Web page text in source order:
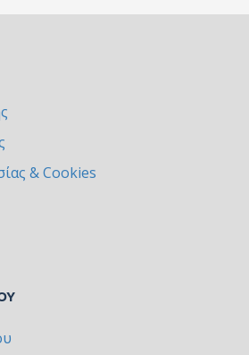
& Cookies